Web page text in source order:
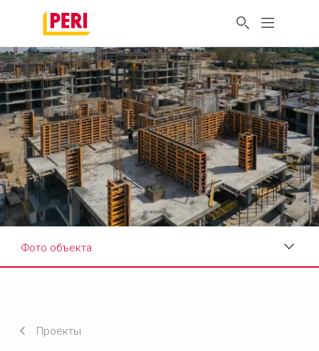
Фото объекта
Проекты